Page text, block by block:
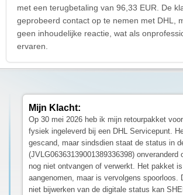
met een terugbetaling van 96,33 EUR. De
geprobeerd contact op te nemen met DHL,
geen inhoudelijke reactie, wat als
ervaren.
Mijn Klacht:
Op 30 mei 2026 heb ik mijn retourpakket
fysiek ingeleverd bij een DHL Servicepunt.
gescand, maar sindsdien staat de status in
(JVLG06363139001389336398) onveranderd
nog niet ontvangen of verwerkt. Het pakket is
aangenomen, maar is vervolgens spoorloos.
niet bijwerken van de digitale status kan